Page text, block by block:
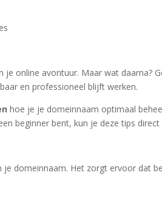
je online avontuur. Maar wat daarna?
en professioneel blijft werken.
hoe je je domeinnaam optimaal
beginner bent, kun je deze tips direct
je domeinnaam. Het zorgt ervoor dat